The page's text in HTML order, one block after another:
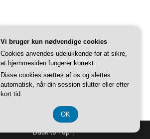
Back to Top ↑
Vi bruger kun nødvendige cookies
Cookies anvendes udelukkende for at sikre,
at hjemmesiden fungerer korrekt.
Disse cookies sættes af os og slettes
automatisk, når din session slutter eller efter
kort tid.
OK